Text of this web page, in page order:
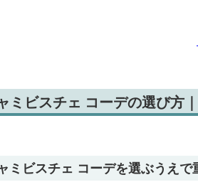
ミビスチェ コーデの選び方
ミビスチェ コーデを選ぶうえで